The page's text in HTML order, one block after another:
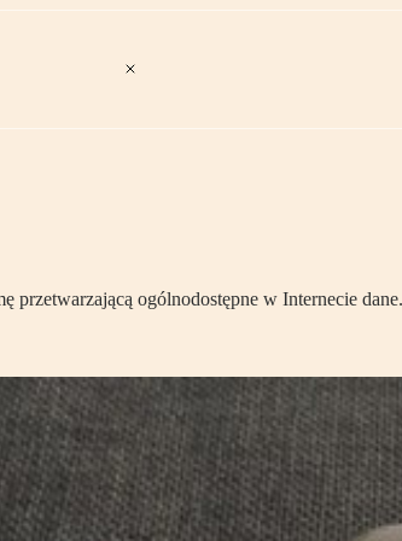
przetwarzającą ogólnodostępne w Internecie dane.